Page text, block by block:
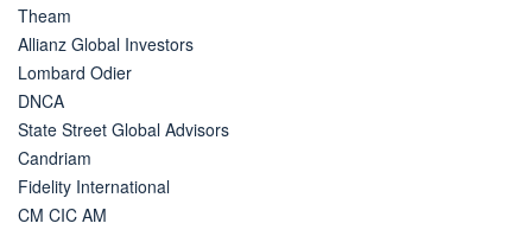
Theam
Allianz Global Investors
Lombard Odier
DNCA
State Street Global Advisors
Candriam
Fidelity International
CM CIC AM